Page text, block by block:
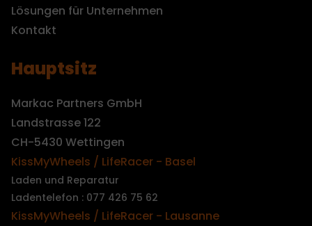
Lösungen für Unternehmen
Kontakt
Hauptsitz
Markac Partners GmbH
Landstrasse 122
CH-5430 Wettingen
KissMyWheels / LifeRacer - Basel
Laden und Reparatur
Ladentelefon : 077 426 75 62
KissMyWheels / LifeRacer - Lausanne